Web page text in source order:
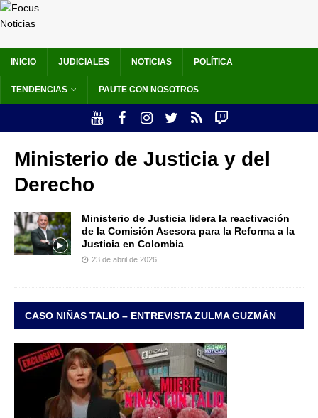
INICIO JUDICIALES NOTICIAS POLÍTICA
TENDENCIAS PAUTE CON NOSOTROS
Ministerio de Justicia y del
Derecho
Ministerio de Justicia lidera la reactivación
de la Comisión Asesora para la Reforma a la
Justicia en Colombia
23 de abril de 2026
CASO NIÑAS TALIO – ENTREVISTA ZULMA GUZMÁN